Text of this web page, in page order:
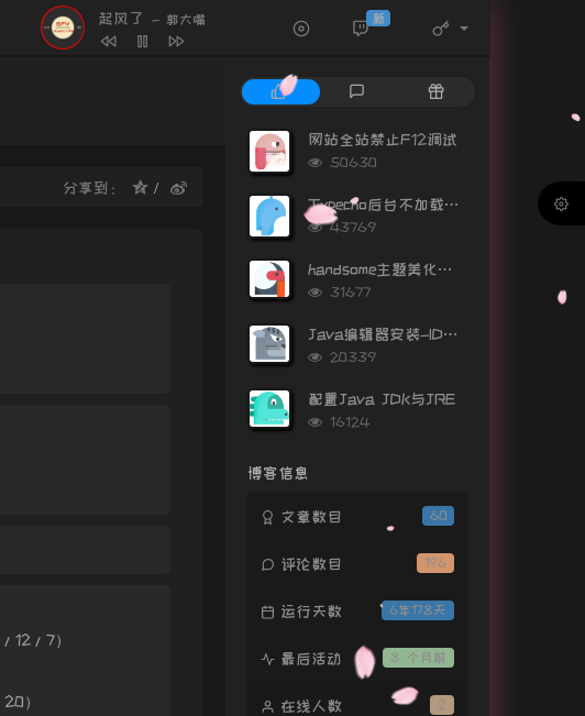
起风了 - 郭大嘴
473 不再心碎
蓝帽 / 久木 / iFM / 造热
474
原神bgm庆云顶2 二胡翻奏 月霖
烟(许佳豪) / 温奕心
买辣椒也用券
478 长夜
OneCandy
大鹏
新
分享到：
12/7）
）
热
文
评
论
随
文
网站全站禁止F12调试
浏
次
数:
50630
Typecho后台不加载Gravatar头像
浏
次
数:
43769
handsome主题美化（持续更新）
浏
次
数:
31677
Java编辑器安装-IDEA安装教程
浏
次
数:
20339
配置Java JDK与JRE
浏
16124
博客信息
60
文章数目
196
评论数目
6年178天
运行天数
8 个月前
最后活动
2
在线人数